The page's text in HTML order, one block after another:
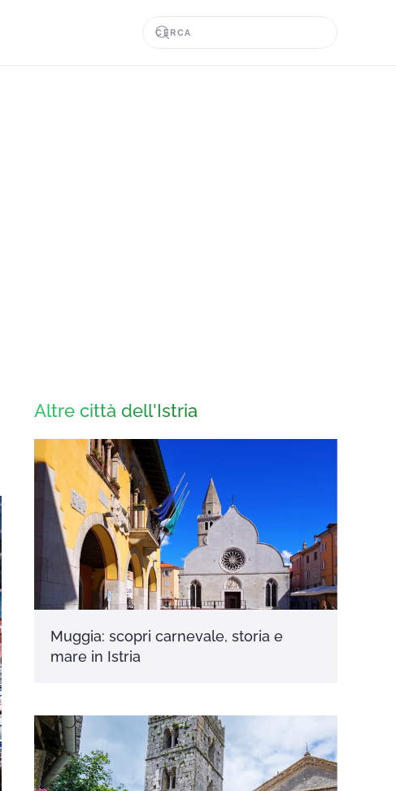
Altre città dell'Istria
Muggia: scopri carnevale, storia e
mare in Istria